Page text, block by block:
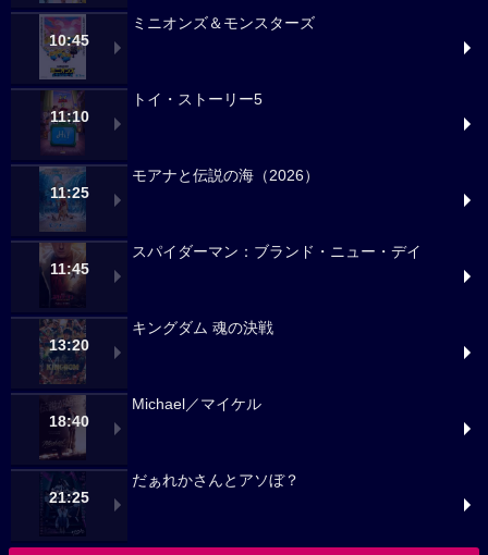
10:45
ミニオンズ＆モンスターズ
11:10
トイ・ストーリー5
11:25
モアナと伝説の海（2026）
11:45
スパイダーマン：ブランド・ニュー・デイ
13:20
キングダム 魂の決戦
18:40
Michael／マイケル
21:25
だぁれかさんとアソぼ？